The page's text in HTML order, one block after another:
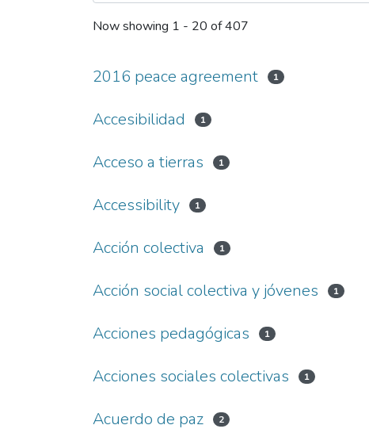
Now showing 1 - 20 of 407
2016 peace agreement 1
Accesibilidad 1
Acceso a tierras 1
Accessibility 1
Acción colectiva 1
Acción social colectiva y jóvenes 1
Acciones pedagógicas 1
Acciones sociales colectivas 1
Acuerdo de paz 2